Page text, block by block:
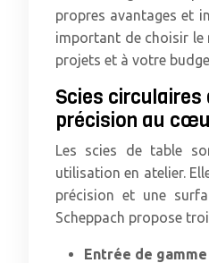
propres avantages et
important de choisir le
projets et à votre
Scies circulaires
précision au
Les scies de table
utilisation en atelier.
précision et une
Scheppach propose
Entrée de gamme